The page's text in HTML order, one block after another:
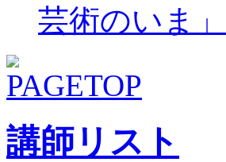
芸術のいま」
講師リスト